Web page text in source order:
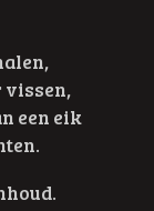
een eik